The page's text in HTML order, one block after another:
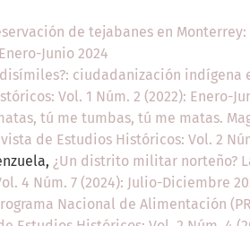
de tejabanes en
Junio 2024
ciudadanización indígena
Vol. 1 Núm. 2 (2022): Enero-
tú me tumbas, tú me matas.
de Estudios Históricos: Vol. 2
¿Un distrito militar norteño?
4 Núm. 7 (2024): Julio-Diciembre
Nacional de Alimentación